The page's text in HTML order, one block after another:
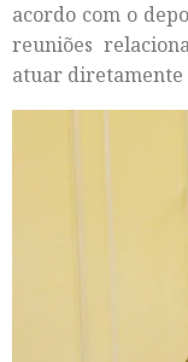
acordo com o
reuniões
atuar diretamente